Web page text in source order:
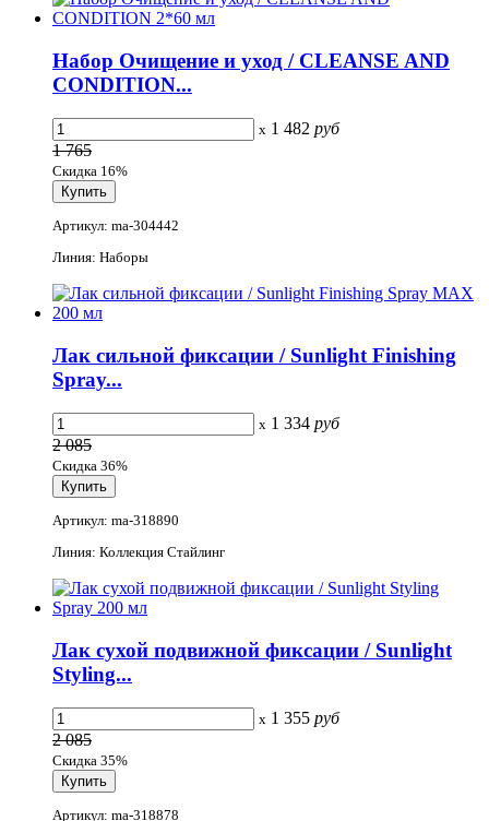
Набор Очищение и уход / СLEANSE AND
CONDITION...
x 1 482 руб
1 765
Скидка 16%
Артикул: ma-304442
Линия: Наборы
Лак сильной фиксации / Sunlight Finishing
Spray...
x 1 334 руб
2 085
Скидка 36%
Артикул: ma-318890
Линия: Коллекция Стайлинг
Лак сухой подвижной фиксации / Sunlight
Styling...
x 1 355 руб
2 085
Скидка 35%
Артикул: ma-318878